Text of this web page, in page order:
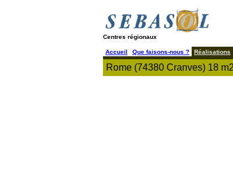
Centres régionaux
Accueil Que faisons-nous ? Réalisations
Rome (74380 Cranves) 18